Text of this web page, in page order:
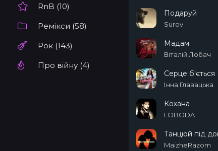
RnB (10)
Ремікси (58)
Рок (143)
Про війну (4)
Подаруй
Surov
Мадам
Віталій Лобач
Серце б'ється
Інна Главацька
Кохана
LOBODA
Танцюй під
MaizheRazom